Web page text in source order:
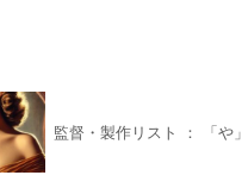
監督・製作リスト ： 「や」